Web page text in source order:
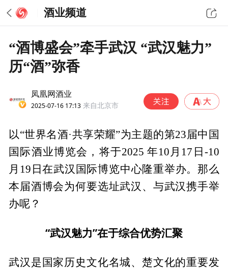
酒业频道
“酒博盛会”牵手武汉 “武汉魅力”
历“酒”弥香
凤凰网酒业
2025-07-16 17:13 来自北京市
以“世界名酒·共享荣耀”为主题的第23届中国
国际酒业博览会，将于2025 年10月17日-10
月19日在武汉国际博览中心隆重举办。那么
本届酒博会为何要选址武汉、与武汉携手举
办呢？
“武汉魅力”在于综合优势汇聚
武汉是国家历史文化名城、楚文化的重要发